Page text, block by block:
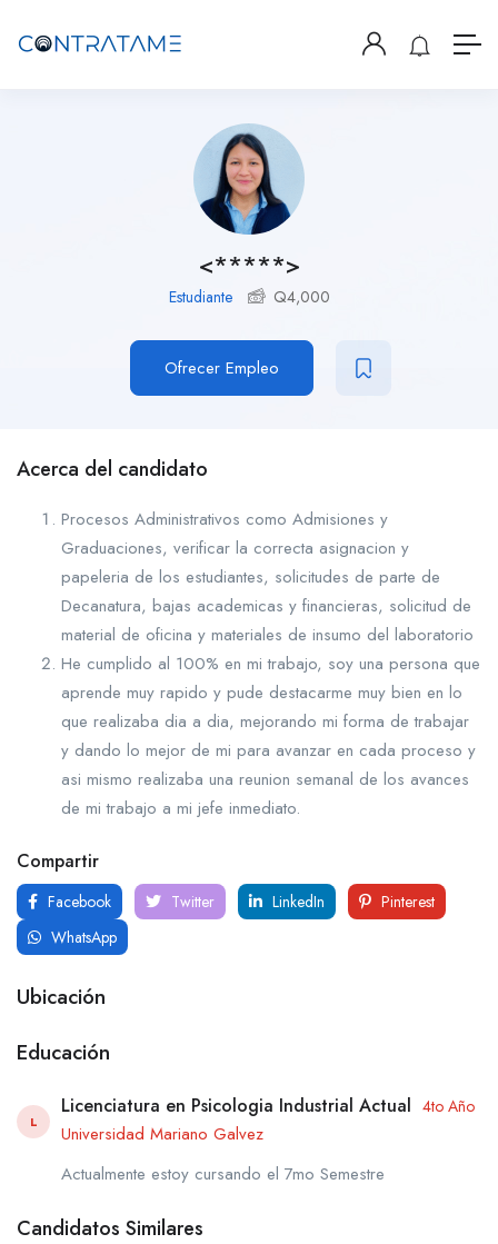
<*****>
Estudiante Q4,000
Ofrecer Empleo
Acerca del candidato
Procesos Administrativos como Admisiones y
Graduaciones, verificar la correcta asignacion y
papeleria de los estudiantes, solicitudes de parte de
Decanatura, bajas academicas y financieras, solicitud de
material de oficina y materiales de insumo del laboratorio
He cumplido al 100% en mi trabajo, soy una persona que
aprende muy rapido y pude destacarme muy bien en lo
que realizaba dia a dia, mejorando mi forma de trabajar
y dando lo mejor de mi para avanzar en cada proceso y
asi mismo realizaba una reunion semanal de los avances
de mi trabajo a mi jefe inmediato.
Compartir
Facebook Twitter LinkedIn
Pinterest
WhatsApp
Ubicación
Educación
L
Licenciatura en Psicologia Industrial Actual 4to Año
Universidad Mariano Galvez
Actualmente estoy cursando el 7mo Semestre
Candidatos Similares